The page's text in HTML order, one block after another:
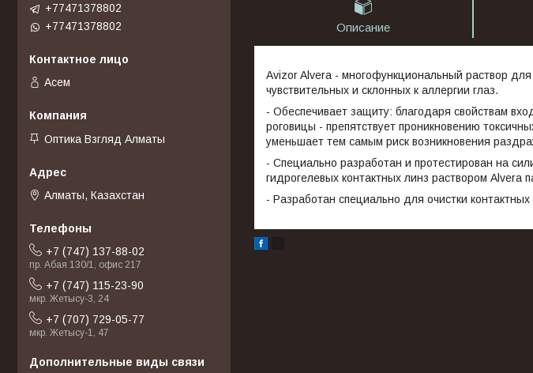
Описание
Avizor Alvera - многофункциональный раствор
чувствительных и склонных к аллергии глаз.
- Обеспечивает защиту: благодаря свойствам
роговицы - препятствует проникновению
уменьшает тем самым риск возникновения
- Специально разработан и протестирован на
гидрогелевых контактных линз раствором
- Разработан специально для очистки
+77471378802
+77471378802
Асем
Оптика Взгляд Алматы
Алматы, Казахстан
+7 (747) 137-88-02
пр. Абая 130/1, офис 217
+7 (747) 115-23-90
мкр. Жетысу-3, 24
+7 (707) 729-05-77
мкр. Жетысу-1, 47